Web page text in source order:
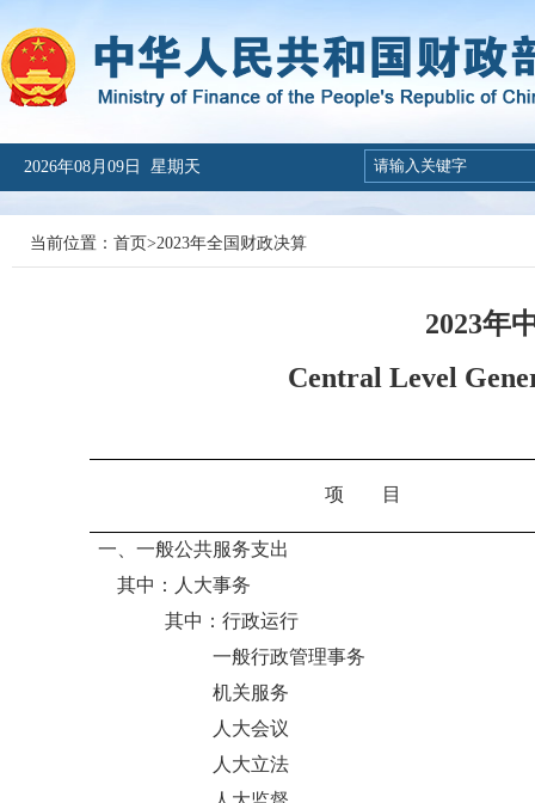
2026年08月09日 星期天
当前位置： 首页>2023年全国财政决算
2023年
Central Level
项 目
一、一般公共服务支出
其中：人大事务
其中：行政运行
一般行政管理事务
机关服务
人大会议
人大立法